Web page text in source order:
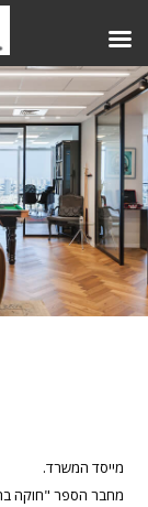
מייסד המשרד.